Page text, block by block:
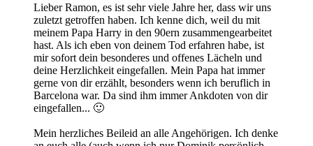
Lieber Ramon, es ist sehr viele Jahre her, dass wir uns
zuletzt getroffen haben. Ich kenne dich, weil du mit
meinem Papa Harry in den 90ern zusammengearbeitet
hast. Als ich eben von deinem Tod erfahren habe, ist
mir sofort dein besonderes und offenes Lächeln und
deine Herzlichkeit eingefallen. Mein Papa hat immer
gerne von dir erzählt, besonders wenn ich beruflich in
Barcelona war. Da sind ihm immer Ankdoten von dir
eingefallen... 🙂
Mein herzliches Beileid an alle Angehörigen. Ich denke